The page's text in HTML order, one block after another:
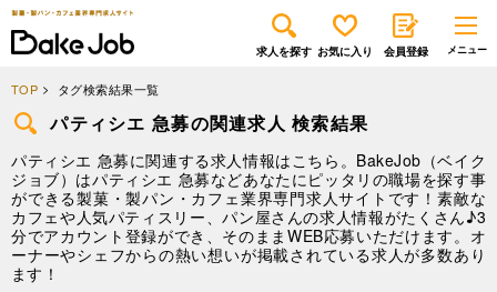
求人を探す お気に入り 会員登録
TOP タグ検索結果一覧
パティシエ 急募の関連求人 検索結果
パティシエ 急募に関連する求人情報はこちら。BakeJob（ベイク
ジョブ）はパティシエ 急募などあなたにピッタリの職場を探す事
ができる製菓・製パン・カフェ業界専門求人サイトです！素敵な
カフェや人気パティスリー、パン屋さんの求人情報がたくさん♪3
分でアカウント登録ができ、そのままWEB応募いただけます。オ
ーナーやシェフからの熱い想いが掲載されている求人が多数あり
ます！